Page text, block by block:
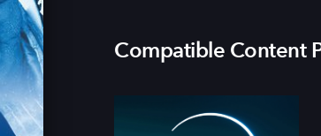
Compatible Content